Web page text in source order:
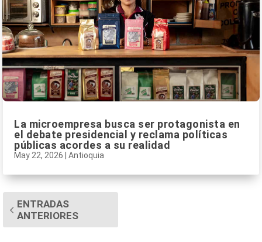
La microempresa busca ser protagonista en
el debate presidencial y reclama políticas
públicas acordes a su realidad
May 22, 2026 Antioquia
ENTRADAS
ANTERIORES